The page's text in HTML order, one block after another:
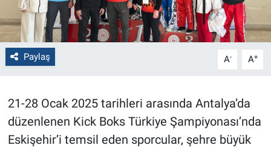
Paylaş A- A+
21-28 Ocak 2025 tarihleri arasında Antalya’da
düzenlenen Kick Boks Türkiye Şampiyonası’nda
Eskişehir’i temsil eden sporcular, şehre büyük
Gezi
Genel
Yerel
Magazin